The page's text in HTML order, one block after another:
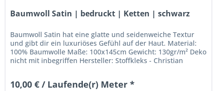
Baumwoll Satin | bedruckt | Ketten | schwarz
Baumwoll Satin hat eine glatte und seidenweiche Textur
und gibt dir ein luxuriöses Gefühl auf der Haut. Material:
100% Baumwolle Maße: 100x145cm Gewicht: 130gr/m² Deko
nicht mit inbegriffen Hersteller: Stoffkleks - Christian
10,00 € / Laufende(r) Meter *